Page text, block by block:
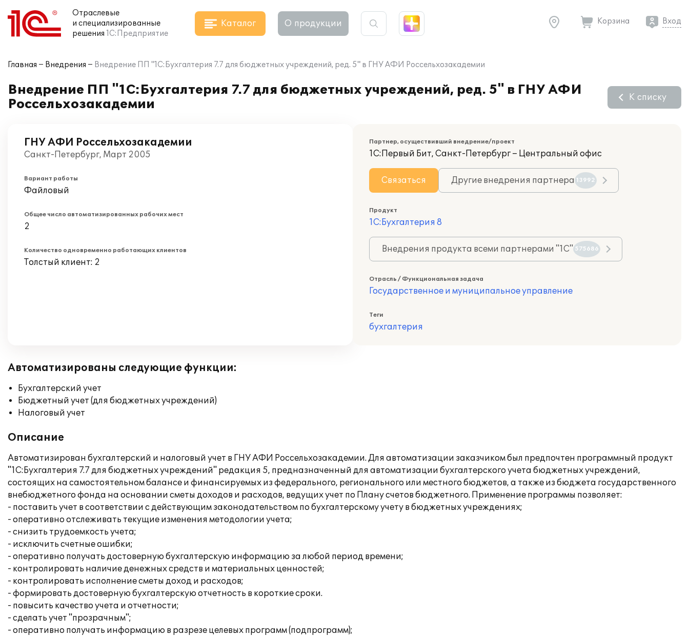
Отраслевые
и специализированные
решения 1С:Предприятие
Каталог О продукции Корзина Вход
Главная Внедрения Внедрение ПП "1С:Бухгалтерия 7.7 для бюджетных учреждений, ред. 5" в ГНУ АФИ Россельхозакадемии
Внедрение ПП "1С:Бухгалтерия 7.7 для бюджетных учреждений, ред. 5" в ГНУ АФИ
Россельхозакадемии
К списку
ГНУ АФИ Россельхозакадемии
Санкт-Петербург, Март 2005
Вариант работы
Файловый
Общее число автоматизированных рабочих мест
2
Количество одновременно работающих клиентов
Толстый клиент: 2
Партнер, осуществивший внедрение/проект
1С:Первый Бит, Санкт-Петербург – Центральный офис
Связаться Другие внедрения партнера 13992
Продукт
1С:Бухгалтерия 8
Внедрения продукта всеми партнерами "1С" 575686
Отрасль / Функциональная задача
Государственное и муниципальное управление
Теги
бухгалтерия
Автоматизированы следующие функции:
Бухгалтерский учет
Бюджетный учет (для бюджетных учреждений)
Налоговый учет
Описание
Автоматизирован бухгалтерский и налоговый учет в ГНУ АФИ Россельхозакадемии. Для автоматизации заказчиком был предпочтен программный продукт
"1С:Бухгалтерия 7.7 для бюджетных учреждений" редакция 5, предназначенный для автоматизации бухгалтерского учета бюджетных учреждений,
состоящих на самостоятельном балансе и финансируемых из федерального, регионального или местного бюджетов, а также из бюджета государственного
внебюджетного фонда на основании сметы доходов и расходов, ведущих учет по Плану счетов бюджетного. Применение программы позволяет:
- поставить учет в соответствии с действующим законодательством по бухгалтерскому учету в бюджетных учреждениях;
- оперативно отслеживать текущие изменения методологии учета;
- снизить трудоемкость учета;
- исключить счетные ошибки;
- оперативно получать достоверную бухгалтерскую информацию за любой период времени;
- контролировать наличие денежных средств и материальных ценностей;
- контролировать исполнение сметы доход и расходов;
- формировать достоверную бухгалтерскую отчетность в короткие сроки.
- повысить качество учета и отчетности;
- сделать учет "прозрачным";
- оперативно получать информацию в разрезе целевых программ (подпрограмм);